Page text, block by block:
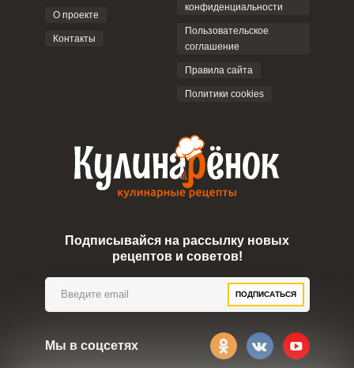
О проекте
Контакты
конфиденциальности
Пользовательское
соглашение
Правила сайта
Политики cookies
Подписывайся на рассылку новых
рецептов и советов!
ПОДПИСАТЬСЯ
Мы в соцсетях